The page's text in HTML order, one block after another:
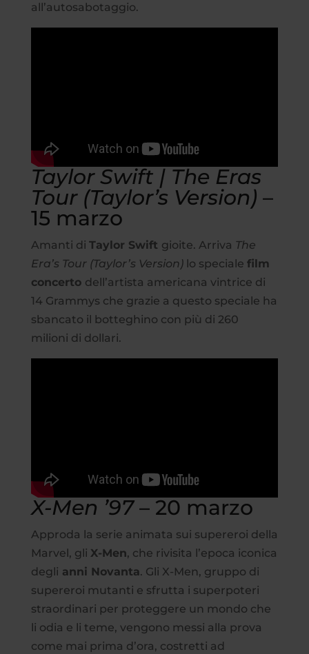
all’autosabotaggio.
Taylor Swift | The Eras
Tour (Taylor’s Version) –
15 marzo
Amanti di Taylor Swift gioite. Arriva The
Era’s Tour (Taylor’s Version)lo speciale film
concerto dell’artista americana vintrice di
14 Grammys che grazie a questo speciale ha
sbancato il botteghino con più di 260
milioni di dollari.
X-Men ’97– 20 marzo
Approda la serie animata sui supereroi della
Marvel, gli X-Men, che rivisita l’epoca iconica
degli anni Novanta. Gli X-Men, gruppo di
supereroi mutanti e sfrutta i superpoteri
straordinari per proteggere un mondo che
li odia e li teme, vengono messi alla prova
come mai prima d’ora, costretti ad